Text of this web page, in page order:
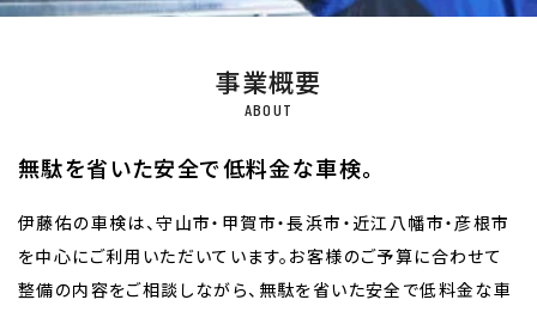
事業概要
無駄を省いた安全で低料金な車検。
伊藤佑の車検は、守山市・甲賀市・長浜市・近江八幡市・彦根市
を中心にご利用いただいています。お客様のご予算に合わせて
整備の内容をご相談しながら、無駄を省いた安全で低料金な車